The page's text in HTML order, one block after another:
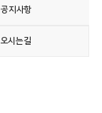
공지사항
오시는길